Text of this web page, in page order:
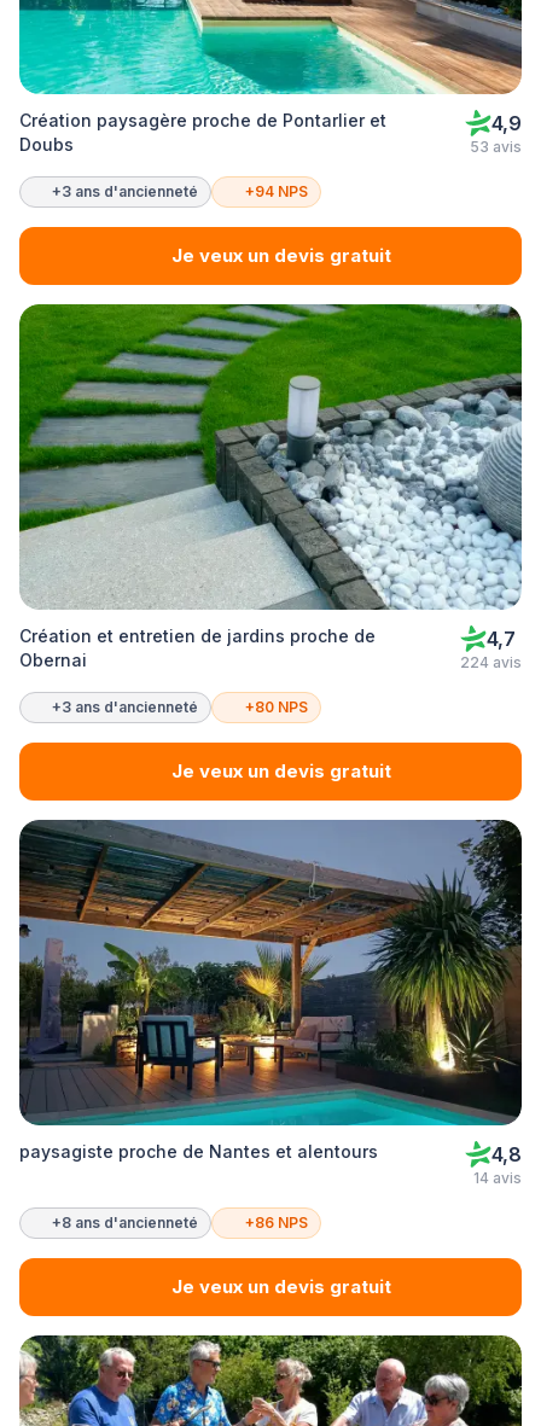
Création paysagère proche de Pontarlier et
Doubs
4,9
53 avis
+3 ans d'ancienneté +94 NPS
Je veux un devis gratuit
Création et entretien de jardins proche de
Obernai
4,7
224 avis
+3 ans d'ancienneté +80 NPS
Je veux un devis gratuit
paysagiste proche de Nantes et alentours 4,8
14 avis
+8 ans d'ancienneté +86 NPS
Je veux un devis gratuit